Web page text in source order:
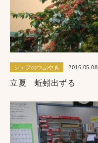
シェフのつぶやき 2016.05.08
立夏 蚯蚓出ずる